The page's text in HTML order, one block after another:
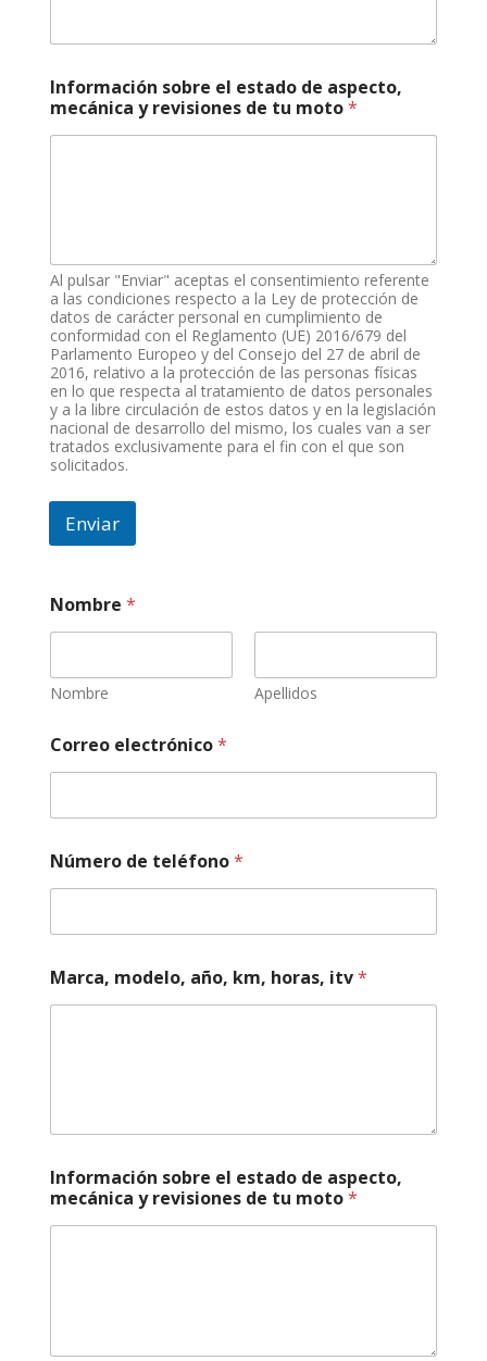
,
Información sobre el estado de aspecto,
mecánica y revisiones de tu moto*
Al pulsar "Enviar" aceptas el consentimiento referente
a las condiciones respecto a la Ley de protección de
datos de carácter personal en cumplimiento de
conformidad con el Reglamento (UE) 2016/679 del
Parlamento Europeo y del Consejo del 27 de abril de
2016, relativo a la protección de las personas físicas
en lo que respecta al tratamiento de datos personales
y a la libre circulación de estos datos y en la legislación
nacional de desarrollo del mismo, los cuales van a ser
tratados exclusivamente para el fin con el que son
solicitados.
Enviar
h
o
a
s
Nombre *
Nombre Apellidos
Correo electrónico*
Número de teléfono*
Marca, modelo, año, km, horas, itv*
Información sobre el estado de aspecto,
mecánica y revisiones de tu moto*